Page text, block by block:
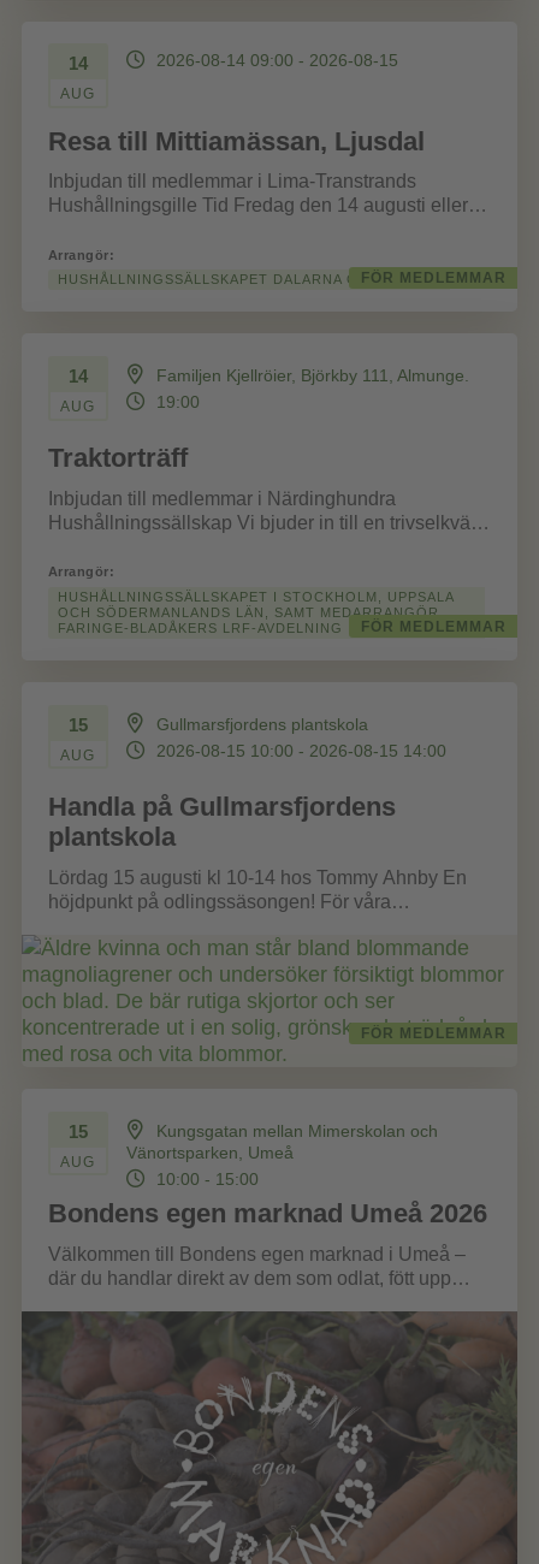
14
AUG
2026-08-14 09:00 - 2026-08-15
FÖR MEDLEMMAR
Resa till Mittiamässan, Ljusdal
Inbjudan till medlemmar i Lima-Transtrands
Hushållningsgille Tid Fredag den 14 augusti eller
Arrangör:
HUSHÅLLNINGSSÄLLSKAPET DALARNA GÄVLEBORG
14
AUG
Familjen Kjellröier, Björkby 111, Almunge.
19:00
FÖR MEDLEMMAR
Traktorträff
Inbjudan till medlemmar i Närdinghundra
Hushållningssällskap Vi bjuder in till en trivselkväll
Fredagen...
Arrangör:
HUSHÅLLNINGSSÄLLSKAPET I STOCKHOLM, UPPSALA
OCH SÖDERMANLANDS LÄN, SAMT MEDARRANGÖR
FARINGE-BLADÅKERS LRF-AVDELNING
15
AUG
Gullmarsfjordens plantskola
2026-08-15 10:00 - 2026-08-15 14:00
FÖR MEDLEMMAR
Handla på Gullmarsfjordens
plantskola
Lördag 15 augusti kl 10-14 hos Tommy Ahnby En
höjdpunkt på odlingssäsongen! För våra
15
AUG
Kungsgatan mellan Mimerskolan och
Vänortsparken, Umeå
10:00 - 15:00
Bondens egen marknad Umeå 2026
Välkommen till Bondens egen marknad i Umeå –
där du handlar direkt av dem som odlat, fött upp